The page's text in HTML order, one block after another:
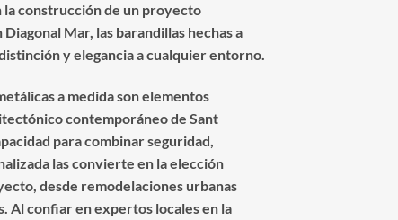
la construcción de un proyecto
Mar, las barandillas hechas a
y elegancia a cualquier entorno.
a medida son elementos
contemporáneo de Sant
para combinar seguridad,
las convierte en la elección
desde remodelaciones urbanas
Al confiar en expertos locales en la